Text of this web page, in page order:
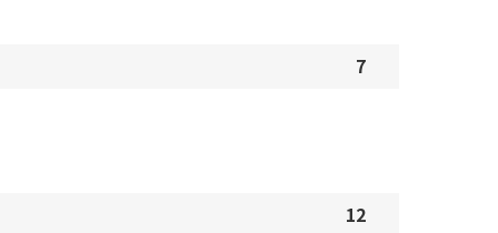
7
12